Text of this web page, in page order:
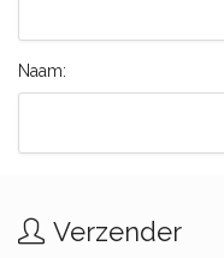
Naam:
Verzender